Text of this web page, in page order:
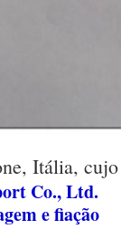
Itália,
Co., Ltd.
e fiação